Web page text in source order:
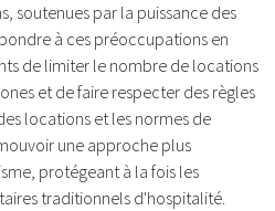
soutenues par la puissance des
à ces préoccupations en
de limiter le nombre de locations
et de faire respecter des règles
locations et les normes de
une approche plus
protégeant à la fois les
traditionnels d'hospitalité​.